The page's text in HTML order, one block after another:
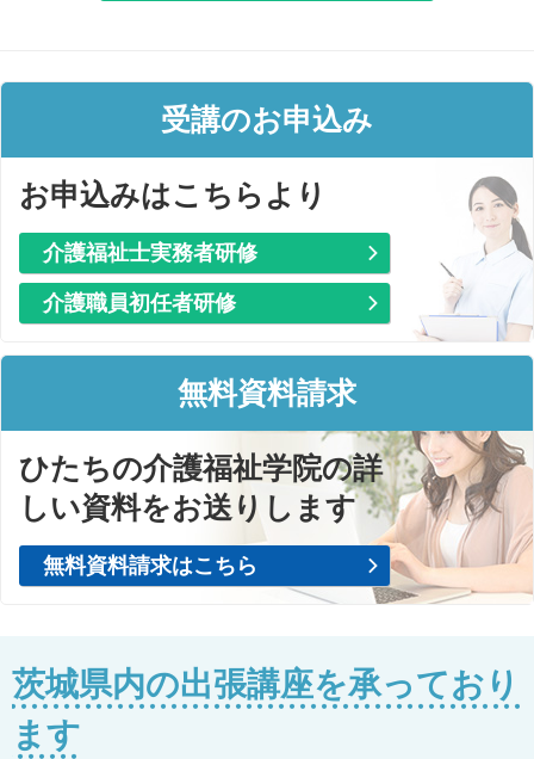
受講のお申込み
お申込みはこちらより
介護福祉士実務者研修
介護職員初任者研修
無料資料請求
ひたちの介護福祉学院の詳
しい資料をお送りします
無料資料請求はこちら
茨城県内の出張講座を承っており
ます